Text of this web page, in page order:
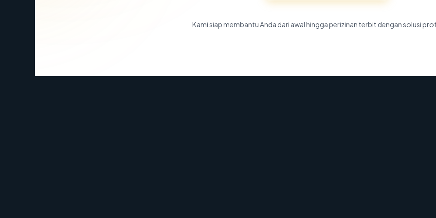
Kami siap membantu Anda dari awal hingga perizinan terbit dengan solusi